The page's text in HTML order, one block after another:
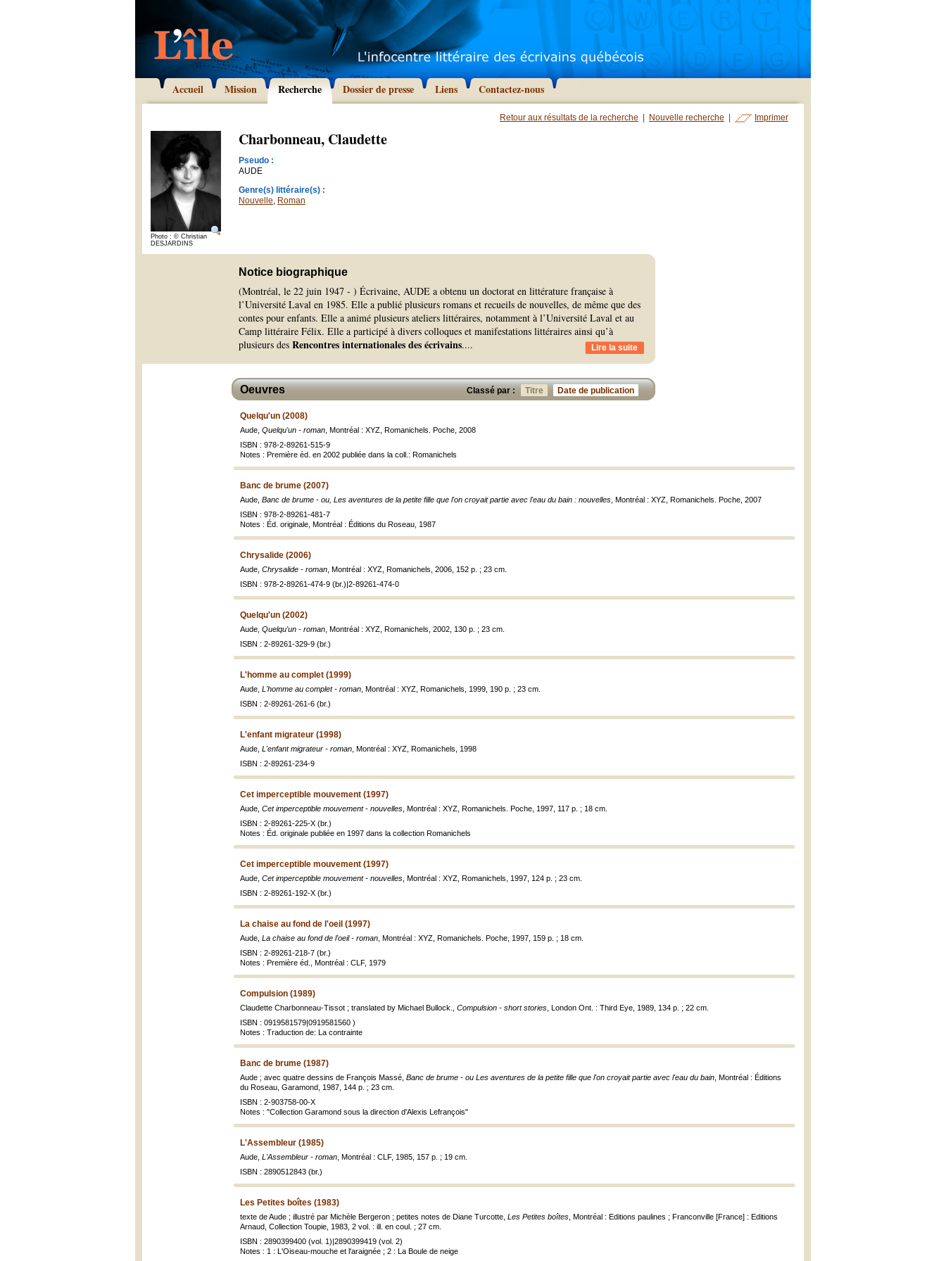
Accueil Mission Recherche Dossier de presse Liens Contactez-nous
Retour aux résultats de la recherche Nouvelle recherche Imprimer
Photo : © Christian
DESJARDINS
Charbonneau, Claudette
Pseudo :
AUDE
Genre(s) littéraire(s) :
Nouvelle, Roman
Notice biographique
(Montréal, le 22 juin 1947 - ) Écrivaine, AUDE a obtenu un doctorat en littérature française à
l’Université Laval en 1985. Elle a publié plusieurs romans et recueils de nouvelles, de même que des
contes pour enfants. Elle a animé plusieurs ateliers littéraires, notamment à l’Université Laval et au
Camp littéraire Félix. Elle a participé à divers colloques et manifestations littéraires ainsi qu’à
plusieurs des Rencontres internationales des écrivains.... Lire la suite
Classé par : Titre Date de publication
Oeuvres
Quelqu'un (2008)
Aude, Quelqu'un - roman , Montréal : XYZ, Romanichels. Poche, 2008
ISBN : 978-2-89261-515-9
Notes : Première éd. en 2002 publiée dans la coll.: Romanichels
Banc de brume (2007)
Aude, Banc de brume - ou, Les aventures de la petite fille que l'on croyait partie avec l'eau du bain : nouvelles , Montréal : XYZ, Romanichels. Poche, 2007
ISBN : 978-2-89261-481-7
Notes : Éd. originale, Montréal : Éditions du Roseau, 1987
Chrysalide (2006)
Aude, Chrysalide - roman , Montréal : XYZ, Romanichels, 2006, 152 p. ; 23 cm.
ISBN : 978-2-89261-474-9 (br.)|2-89261-474-0
Quelqu'un (2002)
Aude, Quelqu'un - roman , Montréal : XYZ, Romanichels, 2002, 130 p. ; 23 cm.
ISBN : 2-89261-329-9 (br.)
L'homme au complet (1999)
Aude, L'homme au complet - roman , Montréal : XYZ, Romanichels, 1999, 190 p. ; 23 cm.
ISBN : 2-89261-261-6 (br.)
L'enfant migrateur (1998)
Aude, L'enfant migrateur - roman , Montréal : XYZ, Romanichels, 1998
ISBN : 2-89261-234-9
Cet imperceptible mouvement (1997)
Aude, Cet imperceptible mouvement - nouvelles , Montréal : XYZ, Romanichels. Poche, 1997, 117 p. ; 18 cm.
ISBN : 2-89261-225-X (br.)
Notes : Éd. originale publiée en 1997 dans la collection Romanichels
Cet imperceptible mouvement (1997)
Aude, Cet imperceptible mouvement - nouvelles , Montréal : XYZ, Romanichels, 1997, 124 p. ; 23 cm.
ISBN : 2-89261-192-X (br.)
La chaise au fond de l'oeil (1997)
Aude, La chaise au fond de l'oeil - roman , Montréal : XYZ, Romanichels. Poche, 1997, 159 p. ; 18 cm.
ISBN : 2-89261-218-7 (br.)
Notes : Première éd., Montréal : CLF, 1979
Compulsion (1989)
Claudette Charbonneau-Tissot ; translated by Michael Bullock., Compulsion - short stories , London Ont. : Third Eye, 1989, 134 p. ; 22 cm.
ISBN : 0919581579|0919581560 )
Notes : Traduction de: La contrainte
Banc de brume (1987)
Aude ; avec quatre dessins de François Massé, Banc de brume - ou Les aventures de la petite fille que l'on croyait partie avec l'eau du bain , Montréal : Éditions
du Roseau, Garamond, 1987, 144 p. ; 23 cm.
ISBN : 2-903758-00-X
Notes : "Collection Garamond sous la direction d'Alexis Lefrançois"
L'Assembleur (1985)
Aude, L'Assembleur - roman , Montréal : CLF, 1985, 157 p. ; 19 cm.
ISBN : 2890512843 (br.)
Les Petites boîtes (1983)
texte de Aude ; illustré par Michèle Bergeron ; petites notes de Diane Turcotte, Les Petites boîtes , Montréal : Editions paulines ; Franconville [France] : Editions
Arnaud, Collection Toupie, 1983, 2 vol. : ill. en coul. ; 27 cm.
ISBN : 2890399400 (vol. 1)|2890399419 (vol. 2)
Notes : 1 : L'Oiseau-mouche et l'araignée ; 2 : La Boule de neige